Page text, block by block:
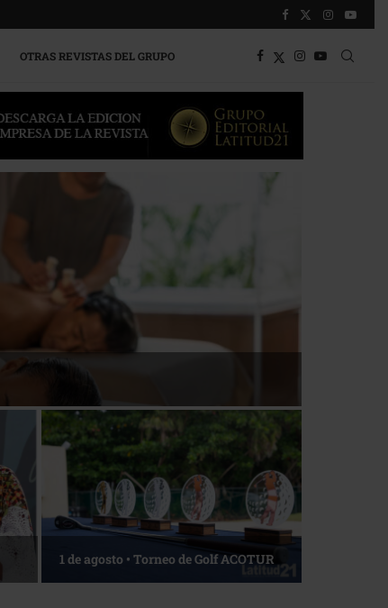
OTRAS REVISTAS DEL GRUPO
1 de agosto • Torneo de Golf ACOTUR